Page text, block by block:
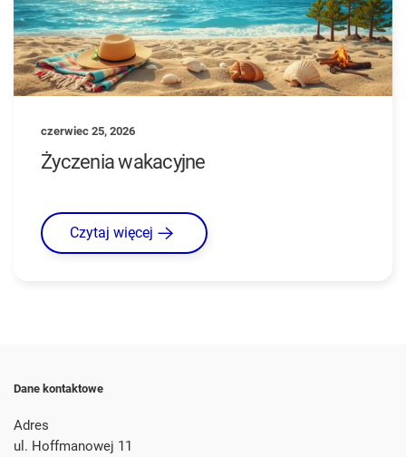
czerwiec 25, 2026
Życzenia wakacyjne
Czytaj więcej
Dane kontaktowe
Adres
ul. Hoffmanowej 11